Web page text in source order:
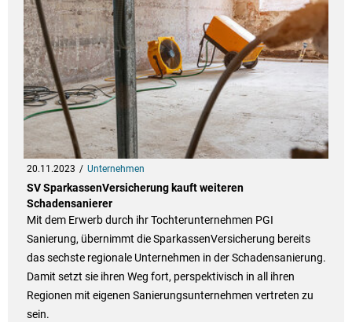
20.11.2023 Unternehmen
SV SparkassenVersicherung kauft weiteren
Schadensanierer
Mit dem Erwerb durch ihr Tochterunternehmen PGI
Sanierung, übernimmt die SparkassenVersicherung bereits
das sechste regionale Unternehmen in der Schadensanierung.
Damit setzt sie ihren Weg fort, perspektivisch in all ihren
Regionen mit eigenen Sanierungsunternehmen vertreten zu
sein.